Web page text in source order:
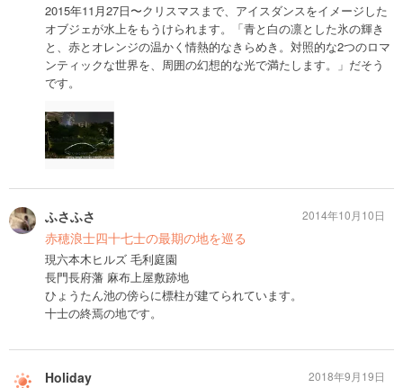
2015年11月27日〜クリスマスまで、アイスダンスをイメージした
オブジェが水上をもうけられます。「青と白の凛とした氷の輝き
と、赤とオレンジの温かく情熱的なきらめき。対照的な2つのロマ
ンティックな世界を、周囲の幻想的な光で満たします。」だそう
です。
ふさふさ
赤穂浪士四十七士の最期の地を巡る
現六本木ヒルズ 毛利庭園
長門長府藩 麻布上屋敷跡地
ひょうたん池の傍らに標柱が建てられています。
十士の終焉の地です。
2014年10月10日
Holiday 2018年9月19日